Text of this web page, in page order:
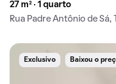
27 m² · 1 quarto
Rua Padre Antônio de Sá,
Exclusivo Baixou o